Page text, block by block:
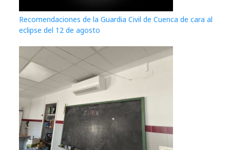
Recomendaciones de la Guardia Civil de Cuenca de cara al
eclipse del 12 de agosto